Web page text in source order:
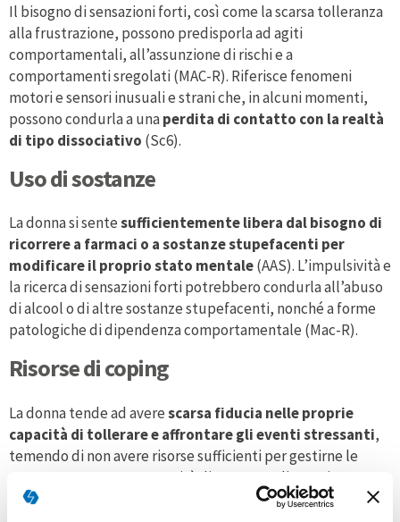
Il bisogno di sensazioni forti, così come la scarsa tolleranza
alla frustrazione, possono predisporla ad agiti
comportamentali, all’assunzione di rischi e a
comportamenti sregolati (MAC-R). Riferisce fenomeni
motori e sensori inusuali e strani che, in alcuni momenti,
possono condurla a unaperdita di contatto con la realtà
di tipo dissociativo (Sc6).
Uso di sostanze
La donna si sentesufficientemente libera dal bisogno di
ricorrere a farmaci o a sostanze stupefacenti per
modificare il proprio stato mentale(AAS). L’impulsività e
la ricerca di sensazioni forti potrebbero condurla all’abuso
di alcool o di altre sostanze stupefacenti, nonché a forme
patologiche di dipendenza comportamentale (Mac-R).
Risorse di coping
La donna tende ad averescarsa fiducia nelle proprie
capacità di tollerare e affrontare gli eventi stressanti,
temendo di non avere risorse sufficienti per gestirne le
conseguenze. La sua capacità di concettualizzare i
problemi appare compromessa, così come lo sono le difese